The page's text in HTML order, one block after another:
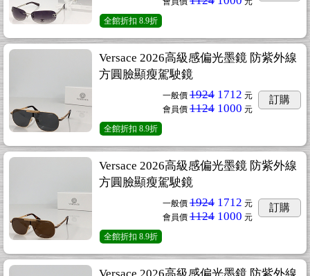
全館折扣 8.9折
Versace 2026高級感偏光墨鏡 防紫外線
方圓臉顯瘦駕駛鏡
一般價 1924 1712 元
會員價 1124 1000 元
訂購
全館折扣 8.9折
Versace 2026高級感偏光墨鏡 防紫外線
方圓臉顯瘦駕駛鏡
一般價 1924 1712 元
會員價 1124 1000 元
訂購
全館折扣 8.9折